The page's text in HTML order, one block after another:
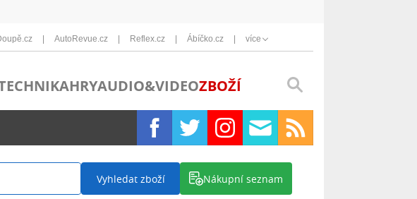
AutoRevue.cz Reflex.cz Ábíčko.cz více
HRYAUDIO&VIDEOZBOŽÍ
Vyhledat zboží Nákupní seznam